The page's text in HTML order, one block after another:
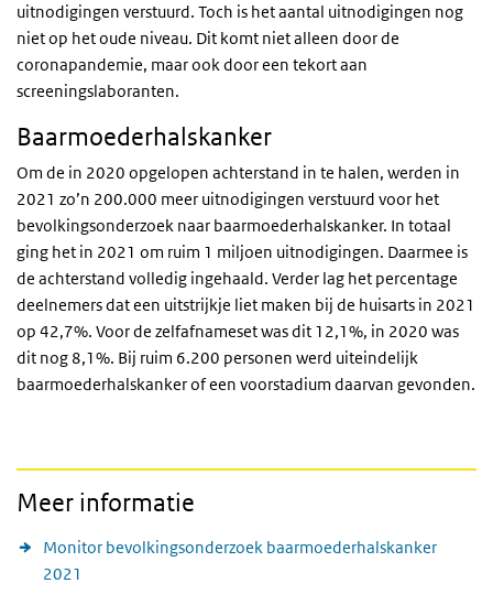
uitnodigingen verstuurd. Toch is het aantal uitnodigingen nog
niet op het oude niveau. Dit komt niet alleen door de
coronapandemie, maar ook door een tekort aan
screeningslaboranten.
Baarmoederhalskanker
Om de in 2020 opgelopen achterstand in te halen, werden in
2021 zo’n 200.000 meer uitnodigingen verstuurd voor het
bevolkingsonderzoek naar baarmoederhalskanker. In totaal
ging het in 2021 om ruim 1 miljoen uitnodigingen. Daarmee is
de achterstand volledig ingehaald. Verder lag het percentage
deelnemers dat een uitstrijkje liet maken bij de huisarts in 2021
op 42,7%. Voor de zelfafnameset was dit 12,1%, in 2020 was
dit nog 8,1%. Bij ruim 6.200 personen werd uiteindelijk
baarmoederhalskanker of een voorstadium daarvan gevonden.
Meer informatie
Monitor bevolkingsonderzoek baarmoederhalskanker
2021